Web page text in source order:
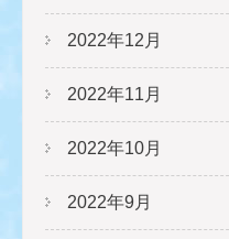
2022年12月
2022年11月
2022年10月
2022年9月